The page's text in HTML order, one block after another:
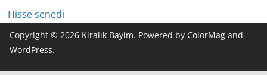
Hisse senedi
Copyright © 2026 Kiralık Bayim. Powered by ColorMag and
WordPress.